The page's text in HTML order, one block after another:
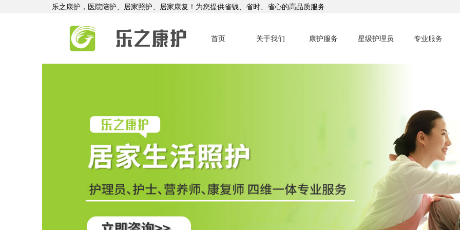
乐之康护，医院陪护、居家照护、居家康复！为您提供省钱、省时、省心的高品质服务
首页 关于我们 康护服务 星级护理员 专业服务